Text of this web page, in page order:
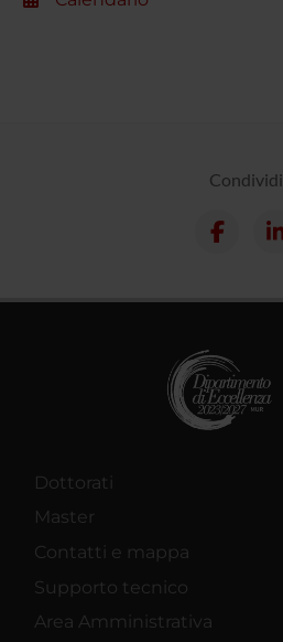
Condividi
Dottorati
Master
Contatti e mappa
Supporto tecnico
Area Amministrativa